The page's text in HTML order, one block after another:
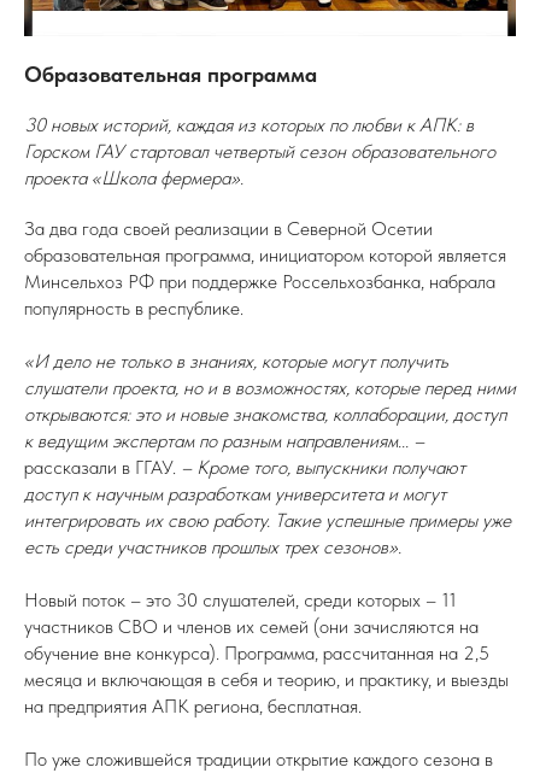
Образовательная программа
30 новых историй, каждая из которых по любви к АПК: в
Горском ГАУ стартовал четвертый сезон образовательного
проекта «Школа фермера».
За два года своей реализации в Северной Осетии
образовательная программа, инициатором которой является
Минсельхоз РФ при поддержке Россельхозбанка, набрала
популярность в республике.
«И дело не только в знаниях, которые могут получить
слушатели проекта, но и в возможностях, которые перед ними
открываются: это и новые знакомства, коллаборации, доступ
к ведущим экспертам по разным направлениям... –
рассказали в ГГАУ. – Кроме того, выпускники получают
доступ к научным разработкам университета и могут
интегрировать их свою работу. Такие успешные примеры уже
есть среди участников прошлых трех сезонов».
Новый поток – это 30 слушателей, среди которых – 11
участников СВО и членов их семей (они зачисляются на
обучение вне конкурса). Программа, рассчитанная на 2,5
месяца и включающая в себя и теорию, и практику, и выезды
на предприятия АПК региона, бесплатная.
По уже сложившейся традиции открытие каждого сезона в